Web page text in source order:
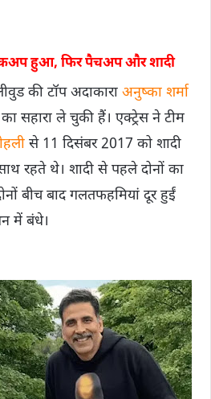
हुआ​, फिर पैचअप और शादी
की टॉप अदाकारा अनुष्का शर्मा
सहारा ले चुकी हैं। एक्ट्रेस ने टीम
से 11 दिसंबर 2017 को शादी
रहते थे। शादी से पहले दोनों का
बीच बाद गलतफहमियां दूर हुईं
में बंधे।